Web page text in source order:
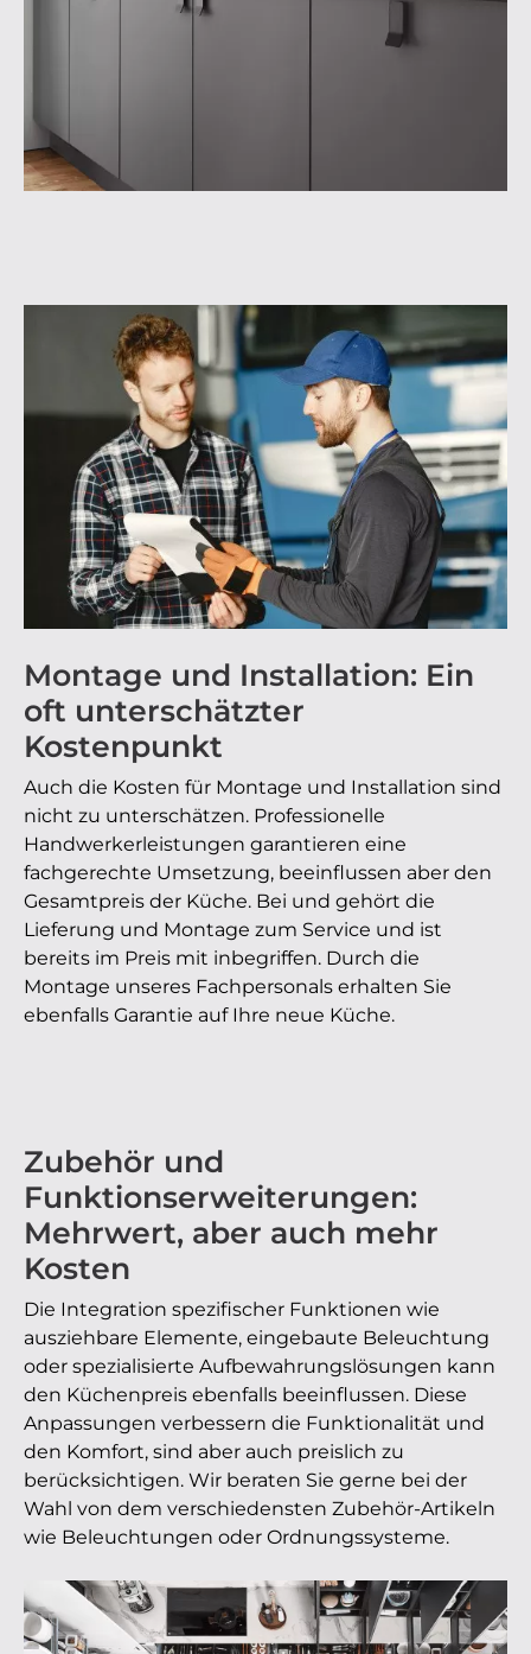
Montage und Installation: Ein
oft unterschätzter
Kostenpunkt
Auch die Kosten für Montage und Installation sind
nicht zu unterschätzen. Professionelle
Handwerkerleistungen garantieren eine
fachgerechte Umsetzung, beeinflussen aber den
Gesamtpreis der Küche. Bei und gehört die
Lieferung und Montage zum Service und ist
bereits im Preis mit inbegriffen. Durch die
Montage unseres Fachpersonals erhalten Sie
ebenfalls Garantie auf Ihre neue Küche.
Zubehör und
Funktionserweiterungen:
Mehrwert, aber auch mehr
Kosten
Die Integration spezifischer Funktionen wie
ausziehbare Elemente, eingebaute Beleuchtung
oder spezialisierte Aufbewahrungslösungen kann
den Küchenpreis ebenfalls beeinflussen. Diese
Anpassungen verbessern die Funktionalität und
den Komfort, sind aber auch preislich zu
berücksichtigen. Wir beraten Sie gerne bei der
Wahl von dem verschiedensten Zubehör-Artikeln
wie Beleuchtungen oder Ordnungssysteme.